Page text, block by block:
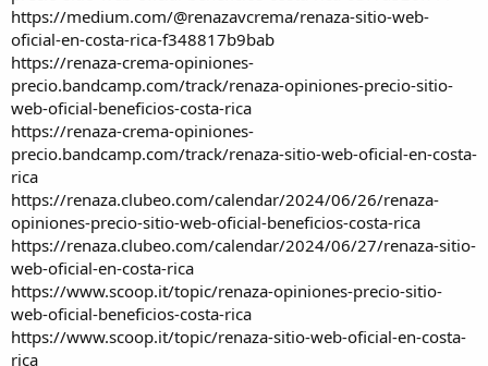
https://medium.com/@renazavcrema/renaza-sitio-web-
oficial-en-costa-rica-f348817b9bab
https://renaza-crema-opiniones-
precio.bandcamp.com/track/renaza-opiniones-precio-sitio-
web-oficial-beneficios-costa-rica
https://renaza-crema-opiniones-
precio.bandcamp.com/track/renaza-sitio-web-oficial-en-costa-
rica
https://renaza.clubeo.com/calendar/2024/06/26/renaza-
opiniones-precio-sitio-web-oficial-beneficios-costa-rica
https://renaza.clubeo.com/calendar/2024/06/27/renaza-sitio-
web-oficial-en-costa-rica
https://www.scoop.it/topic/renaza-opiniones-precio-sitio-
web-oficial-beneficios-costa-rica
https://www.scoop.it/topic/renaza-sitio-web-oficial-en-costa-
rica